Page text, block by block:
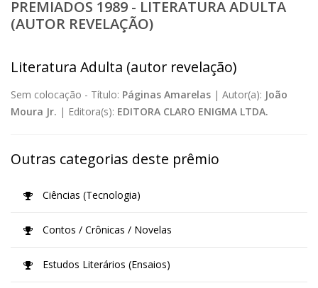
PREMIADOS 1989 - LITERATURA ADULTA
(AUTOR REVELAÇÃO)
Literatura Adulta (autor revelação)
Sem colocação - Título: Páginas Amarelas | Autor(a): João
Moura Jr. | Editora(s): EDITORA CLARO ENIGMA LTDA.
Outras categorias deste prêmio
Ciências (Tecnologia)
Contos / Crônicas / Novelas
Estudos Literários (Ensaios)